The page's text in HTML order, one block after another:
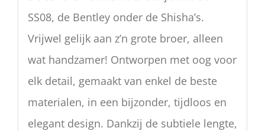
SS08, de Bentley onder de Shisha’s.
Vrijwel gelijk aan z’n grote broer, alleen
wat handzamer! Ontworpen met oog voor
elk detail, gemaakt van enkel de beste
materialen, in een bijzonder, tijdloos en
elegant design. Dankzij de subtiele lengte,